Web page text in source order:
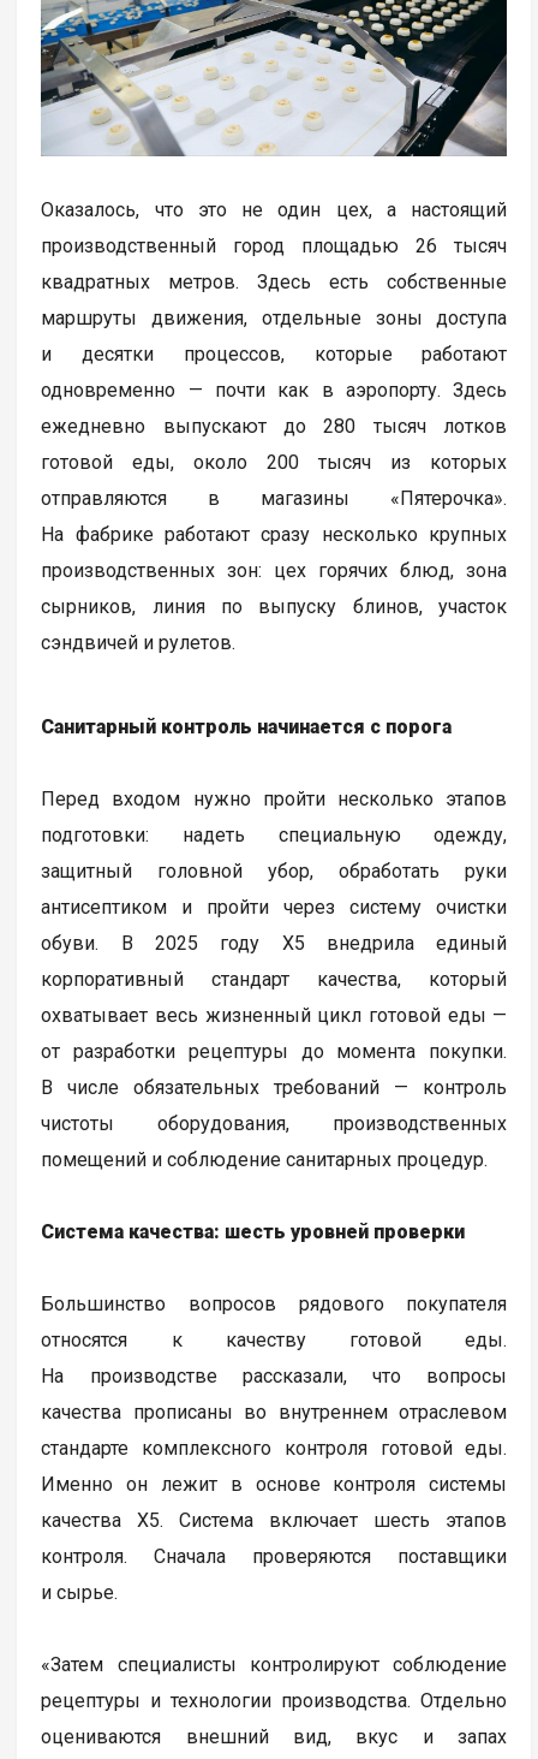
Оказалось, что это не один цех, а настоящий
производственный город площадью 26 тысяч
квадратных метров. Здесь есть собственные
маршруты движения, отдельные зоны доступа
и десятки процессов, которые работают
одновременно — почти как в аэропорту. Здесь
ежедневно выпускают до 280 тысяч лотков
готовой еды, около 200 тысяч из которых
отправляются в магазины «Пятерочка».
На фабрике работают сразу несколько крупных
производственных зон: цех горячих блюд, зона
сырников, линия по выпуску блинов, участок
сэндвичей и рулетов.
Санитарный контроль начинается с порога
Перед входом нужно пройти несколько этапов
подготовки: надеть специальную одежду,
защитный головной убор, обработать руки
антисептиком и пройти через систему очистки
обуви. В 2025 году Х5 внедрила единый
корпоративный стандарт качества, который
охватывает весь жизненный цикл готовой еды —
от разработки рецептуры до момента покупки.
В числе обязательных требований — контроль
чистоты оборудования, производственных
помещений и соблюдение санитарных процедур.
Система качества: шесть уровней проверки
Большинство вопросов рядового покупателя
относятся к качеству готовой еды.
На производстве рассказали, что вопросы
качества прописаны во внутреннем отраслевом
стандарте комплексного контроля готовой еды.
Именно он лежит в основе контроля системы
качества Х5. Система включает шесть этапов
контроля. Сначала проверяются поставщики
и сырье.
«Затем специалисты контролируют соблюдение
рецептуры и технологии производства. Отдельно
оцениваются внешний вид, вкус и запах